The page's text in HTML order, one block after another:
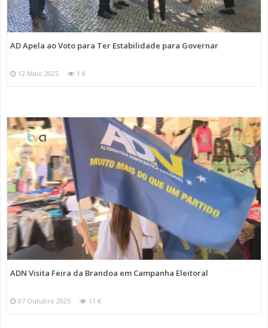
AD Apela ao Voto para Ter Estabilidade para Governar
12 Maio 2025 1 K
ADN Visita Feira da Brandoa em Campanha Eleitoral
07 Outubro 2025 11 K